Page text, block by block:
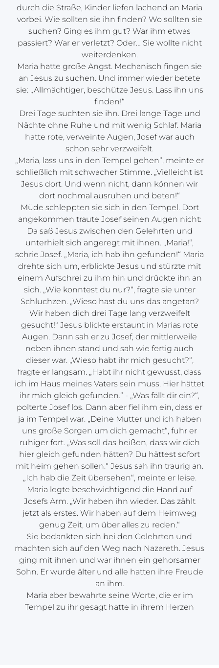
durch die Straße, Kinder liefen lachend an Maria
vorbei. Wie sollten sie ihn finden? Wo sollten sie
suchen? Ging es ihm gut? War ihm etwas
passiert? War er verletzt? Oder… Sie wollte nicht
weiterdenken.
Maria hatte große Angst. Mechanisch fingen sie
an Jesus zu suchen. Und immer wieder betete
sie: „Allmächtiger, beschütze Jesus. Lass ihn uns
finden!“
Drei Tage suchten sie ihn. Drei lange Tage und
Nächte ohne Ruhe und mit wenig Schlaf. Maria
hatte rote, verweinte Augen, Josef war auch
schon sehr verzweifelt.
„Maria, lass uns in den Tempel gehen“, meinte er
schließlich mit schwacher Stimme. „Vielleicht ist
Jesus dort. Und wenn nicht, dann können wir
dort nochmal ausruhen und beten!“
Müde schleppten sie sich in den Tempel. Dort
angekommen traute Josef seinen Augen nicht:
Da saß Jesus zwischen den Gelehrten und
unterhielt sich angeregt mit ihnen. „Maria!“,
schrie Josef. „Maria, ich hab ihn gefunden!“ Maria
drehte sich um, erblickte Jesus und stürzte mit
einem Aufschrei zu ihm hin und drückte ihn an
sich. „Wie konntest du nur?“, fragte sie unter
Schluchzen. „Wieso hast du uns das angetan?
Wir haben dich drei Tage lang verzweifelt
gesucht!“ Jesus blickte erstaunt in Marias rote
Augen. Dann sah er zu Josef, der mittlerweile
neben ihnen stand und sah wie fertig auch
dieser war. „Wieso habt ihr mich gesucht?“,
fragte er langsam. „Habt ihr nicht gewusst, dass
ich im Haus meines Vaters sein muss. Hier hättet
ihr mich gleich gefunden.“ - „Was fällt dir ein?“,
polterte Josef los. Dann aber fiel ihm ein, dass er
ja im Tempel war. „Deine Mutter und ich haben
uns große Sorgen um dich gemacht“, fuhr er
ruhiger fort. „Was soll das heißen, dass wir dich
hier gleich gefunden hätten? Du hättest sofort
mit heim gehen sollen.“ Jesus sah ihn traurig an.
„Ich hab die Zeit übersehen“, meinte er leise.
Maria legte beschwichtigend die Hand auf
Josefs Arm. „Wir haben ihn wieder. Das zählt
jetzt als erstes. Wir haben auf dem Heimweg
genug Zeit, um über alles zu reden.“
Sie bedankten sich bei den Gelehrten und
machten sich auf den Weg nach Nazareth. Jesus
ging mit ihnen und war ihnen ein gehorsamer
Sohn. Er wurde älter und alle hatten ihre Freude
an ihm.
Maria aber bewahrte seine Worte, die er im
Tempel zu ihr gesagt hatte in ihrem Herzen